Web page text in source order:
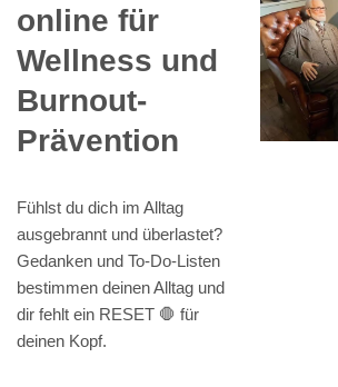
online für
Wellness und
Burnout-
Prävention
Fühlst du dich im Alltag
ausgebrannt und überlastet?
Gedanken und To-Do-Listen
bestimmen deinen Alltag und
dir fehlt ein RESET 🛑 für
deinen Kopf.